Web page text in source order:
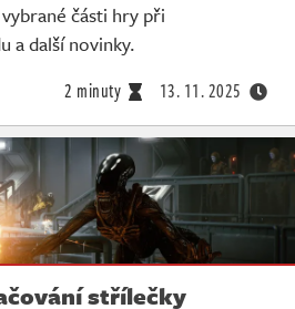
části hry při
a další novinky.
2 minuty 13. 11. 2025
střílečky